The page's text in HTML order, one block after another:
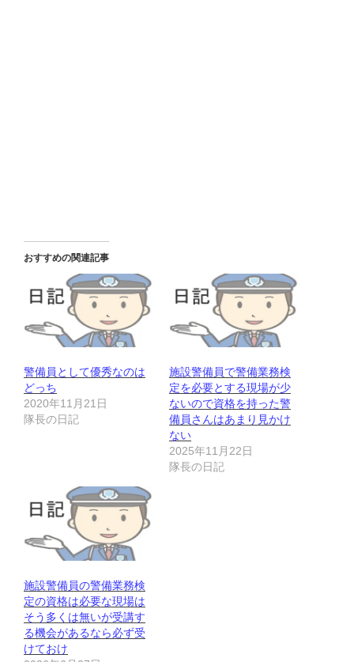
おすすめの関連記事
警備員として優秀なのは
どっち
2020年11月21日
隊長の日記
施設警備員で警備業務検
定を必要とする現場が少
ないので資格を持った警
備員さんはあまり見かけ
ない
2025年11月22日
隊長の日記
施設警備員の警備業務検
定の資格は必要な現場は
そう多くは無いが受講す
る機会があるなら必ず受
けておけ